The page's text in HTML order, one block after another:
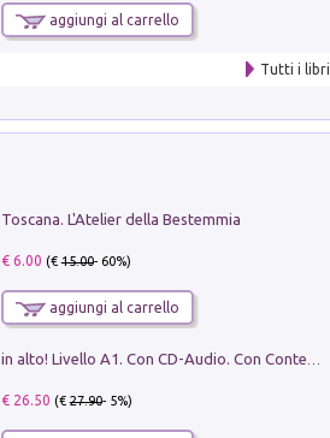
aggiungi al carrello
Tutti i libri
Toscana. L'Atelier della Bestemmia
€ 6.00 (€15.00- 60%)
aggiungi al carrello
in alto! Livello A1. Con CD-Audio. Con Contenuto digitale per accesso on line
€ 26.50 (€27.90- 5%)